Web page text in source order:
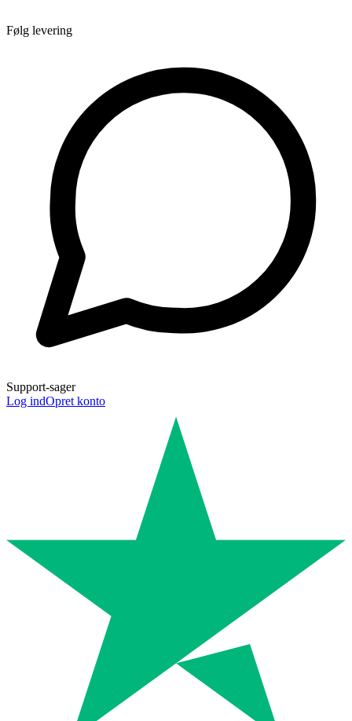
Følg levering
Support-sager
Log indOpret konto